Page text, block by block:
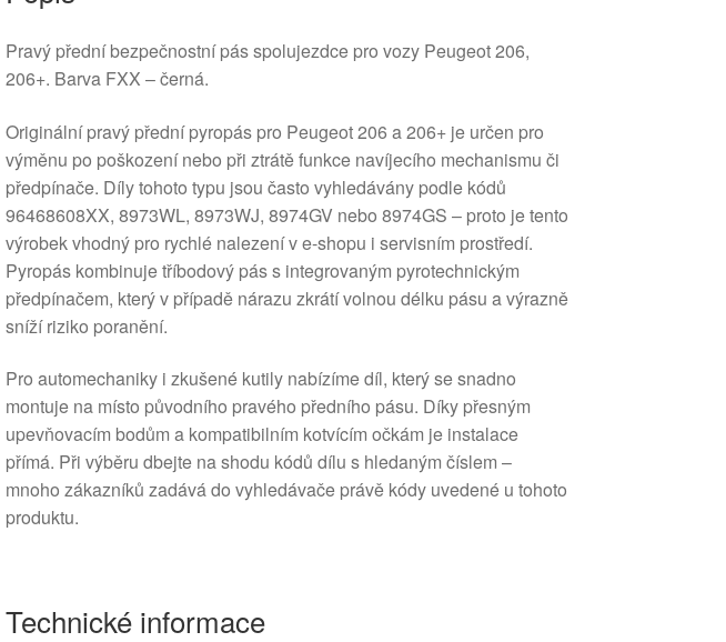
Pravý přední bezpečnostní pás spolujezdce pro vozy Peugeot 206,
206+. Barva FXX – černá.
Originální pravý přední pyropás pro Peugeot 206 a 206+ je určen pro
výměnu po poškození nebo při ztrátě funkce navíjecího mechanismu či
předpínače. Díly tohoto typu jsou často vyhledávány podle kódů
96468608XX, 8973WL, 8973WJ, 8974GV nebo 8974GS – proto je tento
výrobek vhodný pro rychlé nalezení v e-shopu i servisním prostředí.
Pyropás kombinuje tříbodový pás s integrovaným pyrotechnickým
předpínačem, který v případě nárazu zkrátí volnou délku pásu a výrazně
sníží riziko poranění.
Pro automechaniky i zkušené kutily nabízíme díl, který se snadno
montuje na místo původního pravého předního pásu. Díky přesným
upevňovacím bodům a kompatibilním kotvícím očkám je instalace
přímá. Při výběru dbejte na shodu kódů dílu s hledaným číslem –
mnoho zákazníků zadává do vyhledávače právě kódy uvedené u tohoto
produktu.
Technické informace